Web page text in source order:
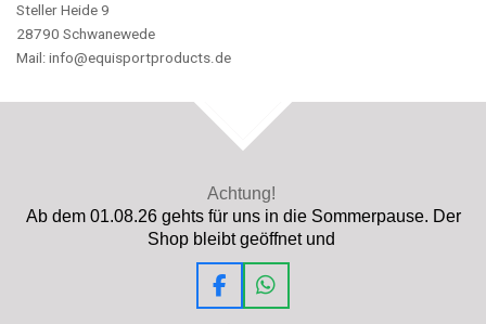
Steller Heide 9
28790 Schwanewede
Mail: info@equisportproducts.de
Achtung!
Ab dem 01.08.26 gehts für uns in die Sommerpause. Der
Shop bleibt geöffnet und
F
a
W
h